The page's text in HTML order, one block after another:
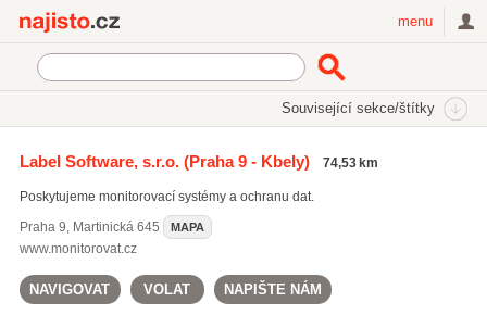
menu
Související sekce/štítky
Počítačová bezpečnost a ochrana dat
Label Software, s.r.o.(Praha 9 - Kbely) 74,53 km
Poskytujeme monitorovací systémy a ochranu dat.
Praha 9, Martinická 645 MAPA
www.monitorovat.cz
NAVIGOVAT VOLAT NAPIŠTE NÁM